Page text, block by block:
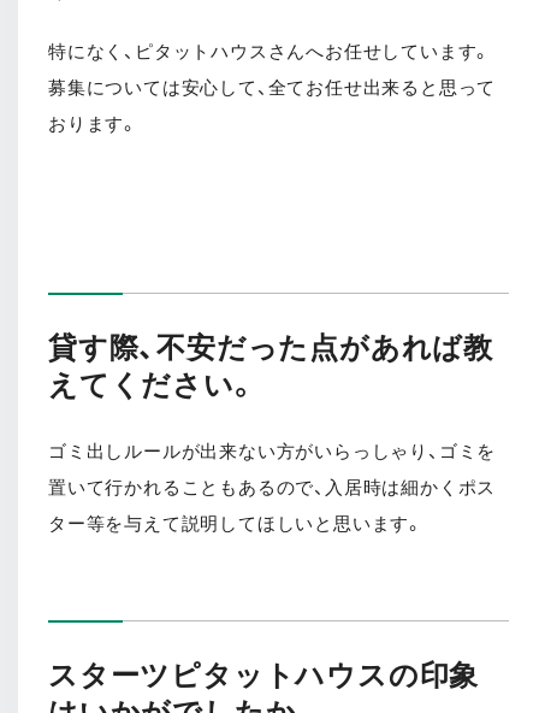
特になく、ピタットハウスさんへお任せしています。
募集については安心して、全てお任せ出来ると思って
おります。
貸す際、不安だった点があれば教
えてください。
ゴミ出しルールが出来ない方がいらっしゃり、ゴミを
置いて行かれることもあるので、入居時は細かくポス
ター等を与えて説明してほしいと思います。
スターツピタットハウスの印象